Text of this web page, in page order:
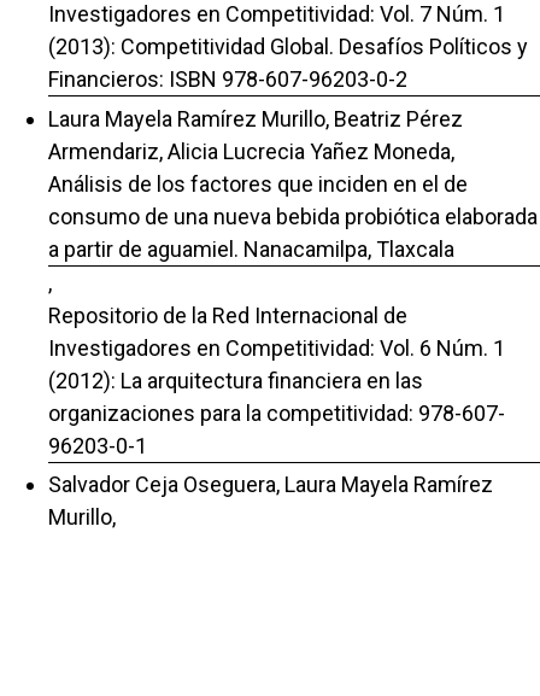
Investigadores en Competitividad: Vol. 7 Núm. 1
(2013): Competitividad Global. Desafíos Políticos y
Financieros: ISBN 978-607-96203-0-2
Laura Mayela Ramírez Murillo, Beatriz Pérez
Armendariz, Alicia Lucrecia Yañez Moneda,
Análisis de los factores que inciden en el de
consumo de una nueva bebida probiótica elaborada
a partir de aguamiel. Nanacamilpa, Tlaxcala
,
Repositorio de la Red Internacional de
Investigadores en Competitividad: Vol. 6 Núm. 1
(2012): La arquitectura financiera en las
organizaciones para la competitividad: 978-607-
96203-0-1
Salvador Ceja Oseguera, Laura Mayela Ramírez
Murillo,